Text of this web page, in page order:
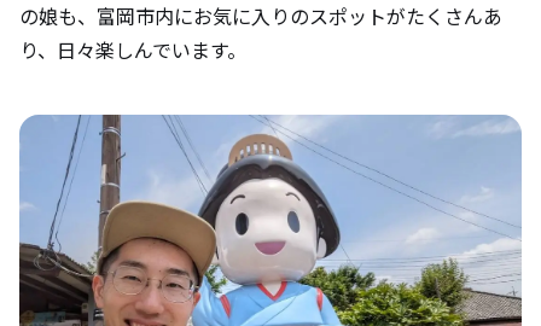
の娘も、富岡市内にお気に入りのスポットがたくさんあ
り、日々楽しんでいます。